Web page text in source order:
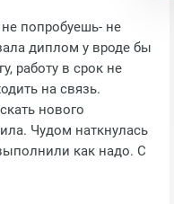
попробуешь- не
диплом у вроде бы
работу в срок не
на связь.
нового
Чудом наткнулась
как надо. С